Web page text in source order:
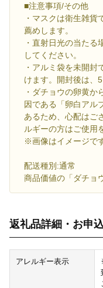
■注意事項/その他
・マスクは衛生雑
薦めします。
・直射日光の当たる
してください。
・アルミ袋を未開
けます。開封後は、
・ダチョウの卵黄
因である「卵白アル
あるため、心配はご
ルギーの方はご使用
※画像はイメージです
配送種別:通常
商品価値の「ダチョ
返礼品詳細・お申
アレルギー表示